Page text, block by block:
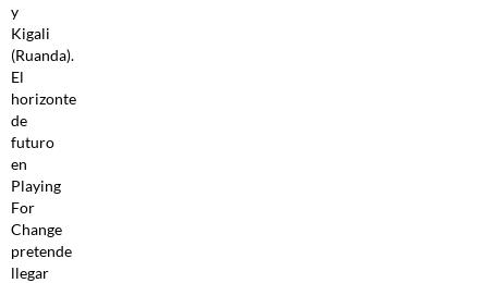
y
Kigali
(Ruanda).
El
horizonte
de
futuro
en
Playing
For
Change
pretende
llegar